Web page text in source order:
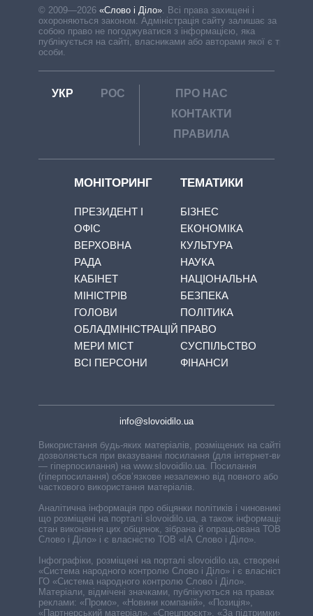
© 2009—2026 «Слово і Діло»
Всі права захищені і
охороняються законом. Адміністрація сайту залишає за
собою право не погоджуватися з інформацією, яка
публікується на сайті, власниками або авторами якої є треті
особи.
УКР РОС
ПРО НАС
КОНТАКТИ
ПРАВИЛА
МОНІТОРИНГ
ПРЕЗИДЕНТ І
ОФІС
ВЕРХОВНА
РАДА
КАБІНЕТ
МІНІСТРІВ
ГОЛОВИ
ОБЛАДМІНІСТРАЦІЙ
МЕРИ МІСТ
ВСІ ПЕРСОНИ
ТЕМАТИКИ
БІЗНЕС
ЕКОНОМІКА
КУЛЬТУРА
НАУКА
НАЦІОНАЛЬНА
БЕЗПЕКА
ПОЛІТИКА
ПРАВО
СУСПІЛЬСТВО
ФІНАНСИ
info@slovoidilo.ua
Використання будь-яких матеріалів, розміщених на сайті,
дозволяється при вказуванні посилання (для інтернет-видань
— гіперпосилання) на www.slovoidilo.ua. Посилання
(гіперпосилання) обов’язкове незалежно від повного або
часткового використання матеріалів.
Аналітична інформація про обіцянки політиків і чиновників,
що розміщені на порталі slovoidilo.ua, а також інформація про
стан виконання цих обіцянок, зібрана й опрацьована ТОВ «ІА
Слово і Діло» і є власністю ТОВ «ІА Слово і Діло».
Інфографіки, розміщені на порталі slovoidilo.ua, створені ГО
«Система народного контролю Слово і Діло» і є власністю
ГО «Система народного контролю Слово і Діло».
Матеріали, відмічені значками, публікуються на правах
реклами: «Промо», «Новини компаній», «Позиція»,
«Партнерський матеріал», «Спецпроєкт», «За підтримки».